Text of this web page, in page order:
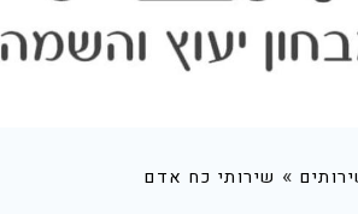
» שירותי כח אדם